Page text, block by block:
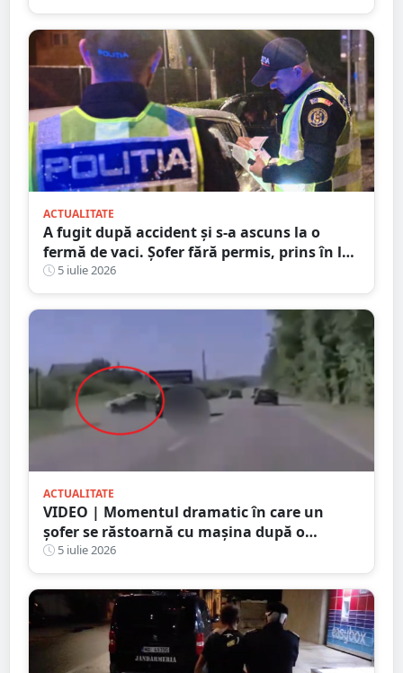
ACTUALITATE
A fugit după accident și s-a ascuns la o
fermă de vaci. Șofer fără permis, prins în la
Satu Mare
5 iulie 2026
ACTUALITATE
VIDEO | Momentul dramatic în care un
șofer se răstoarnă cu mașina după o
depășire riscantă. Accidentul a fost surprins
de camera de bord
5 iulie 2026